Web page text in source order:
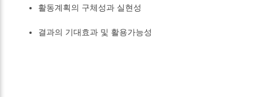
활동계획의 구체성과 실현성
결과의 기대효과 및 활용가능성